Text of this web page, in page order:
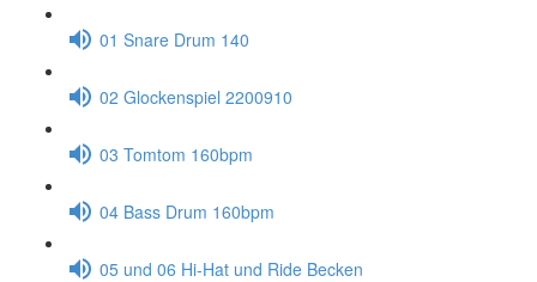
01 Snare Drum 140
02 Glockenspiel 2200910
03 Tomtom 160bpm
04 Bass Drum 160bpm
05 und 06 Hi-Hat und Ride Becken